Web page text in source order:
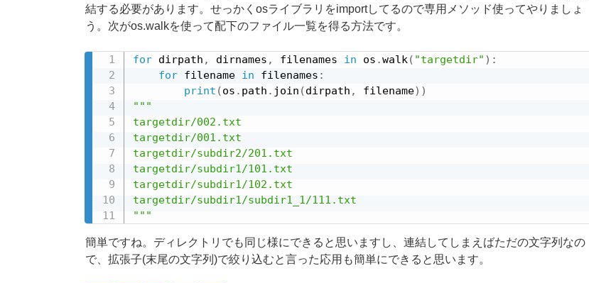
結する必要があります。せっかくosライブラリをimportしてるので専用メソッド使ってやりましょ
う。次がos.walkを使って配下のファイル一覧を得る方法です。
for dirpath , dirnames , filenames in os .walk( "targetdir" ) :
for filename in filenames :
print (os . path . join (dirpath , filename) )
"""
targetdir/002.txt
targetdir/001.txt
targetdir/subdir2/201.txt
targetdir/subdir1/101.txt
targetdir/subdir1/102.txt
targetdir/subdir1/subdir1_1/111.txt
"""
簡単ですね。ディレクトリでも同じ様にできると思いますし、連結してしまえばただの文字列なの
で、拡張子(末尾の文字列)で絞り込むと言った応用も簡単にできると思います。